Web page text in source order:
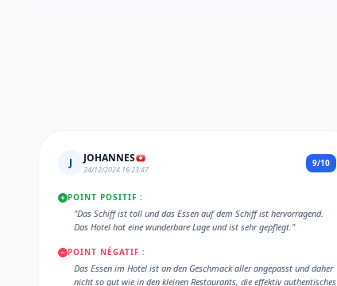
J JOHANNES
24/12/2024 16:23:47
9/10
POINT POSITIF :
"Das Schiff ist toll und das Essen auf dem Schiff ist hervorragend.
Das Hotel hat eine wunderbare Lage und ist sehr gepflegt."
POINT NÉGATIF :
Das Essen im Hotel ist an den Geschmack aller angepasst und daher
nicht so gut wie in den kleinen Restaurants, die effektiv authentisches